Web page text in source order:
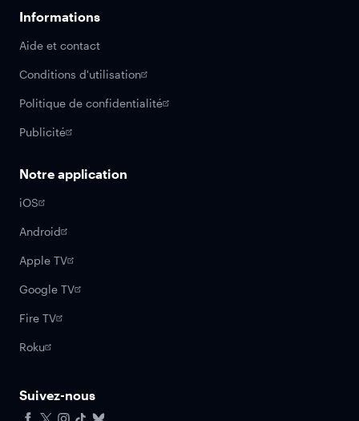
Informations
Aide et contact
Conditions d'utilisation
Politique de confidentialité
Publicité
Notre application
iOS
Android
Apple TV
Google TV
Fire TV
Roku
Suivez-nous